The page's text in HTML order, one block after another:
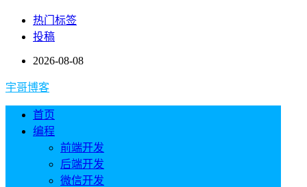
热门标签
投稿
2026-08-08
宇哥博客
首页
编程
前端开发
后端开发
微信开发